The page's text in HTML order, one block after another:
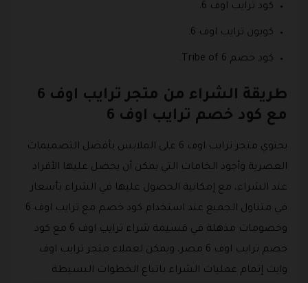
كود ترايب اوف 6.
كوبون ترايب اوف 6.
كود خصم Tribe of 6.
طريقة الشراء من متجر ترايب اوف 6
مع كود خصم ترايب اوف 6
يحتوي متجر ترايب اوف 6 على الملابس بأفضل التصميمات
العصرية وأجود الخامات التي يمكن أن يحصل عليها الأفراد
عند الشراء، مع إمكانية الحصول عليها في الشراء بأسعار
في متناول الجميع عند استخدام كود خصم مع ترايب اوف 6
وخصومات مذهلة في قسيمة شراء ترايب اوف 6 مع كود
خصم ترايب اوف 6 مصر، ويمكن لعملاء متجر ترايب اوف
وايت إتمام عمليات الشراء باتباع الخطوات البسيطة